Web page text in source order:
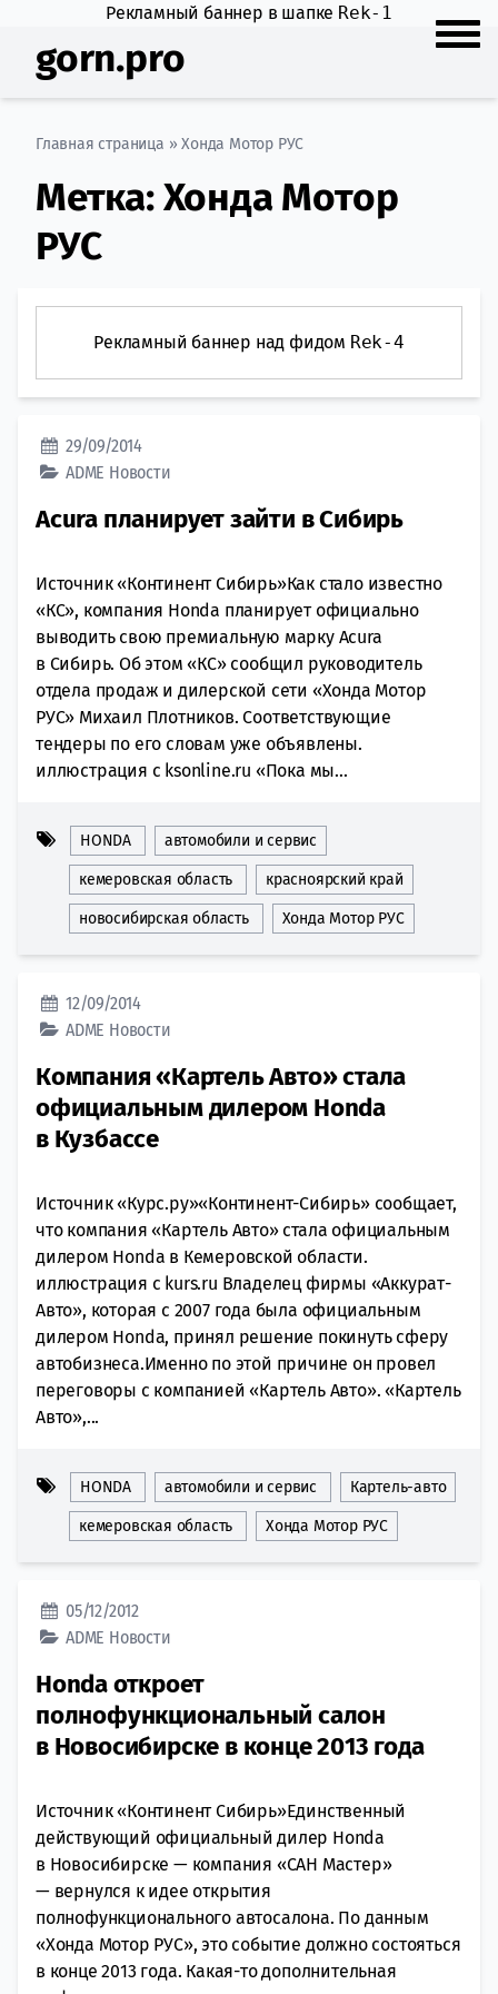
Рекламный баннер в шапке Rek-1
gorn.pro
Главная страница »Хонда Мотор РУС
Метка:Хонда Мотор
РУС
Рекламный баннер над фидом Rek-4
29/09/2014
ADME Новости
Аcura планирует зайти в Сибирь
Источник «Континент Сибирь»Как стало известно
«КС», компания Honda планирует официально
выводить свою премиальную марку Acura
в Сибирь. Об этом «КС» сообщил руководитель
отдела продаж и дилерской сети «Хонда Мотор
РУС» Михаил Плотников. Соответствующие
тендеры по его словам уже объявлены.
иллюстрация с ksonline.ru «Пока мы...
HONDA автомобили и сервис
кемеровская область красноярский край
новосибирская область Хонда Мотор РУС
12/09/2014
ADME Новости
Компания «Картель Авто» стала
официальным дилером Honda
в Кузбассе
Источник «Курс.ру»«Континент-Сибирь» сообщает,
что компания «Картель Авто» стала официальным
дилером Honda в Кемеровской области.
иллюстрация с kurs.ru Владелец фирмы «Аккурат-
Авто», которая с 2007 года была официальным
дилером Honda, принял решение покинуть сферу
автобизнеса.Именно по этой причине он провел
переговоры с компанией «Картель Авто». «Картель
Авто»,...
HONDA автомобили и сервис Картель-авто
кемеровская область Хонда Мотор РУС
05/12/2012
ADME Новости
Honda откроет
полнофункциональный салон
в Новосибирске в конце 2013 года
Источник «Континент Сибирь»Единственный
действующий официальный дилер Honda
в Новосибирске — компания «САН Мастер»
— вернулся к идее открытия
полнофункционального автосалона. По данным
«Хонда Мотор РУС», это событие должно состояться
в конце 2013 года. Какая-то дополнительная